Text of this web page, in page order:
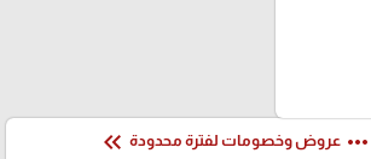
more_horiz عروض وخصومات لفترة محدودة keyboard_double_arrow_left